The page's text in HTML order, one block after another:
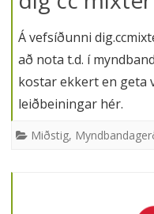
Á vefsíðunni
að nota t.d. í
kostar ekkert en geta
leiðbeiningar hér.
Miðstig,